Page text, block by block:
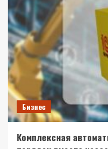
Бизнес
Комплексная